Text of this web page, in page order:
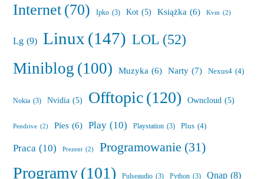
Internet(70) Ipko (3) Kot (5) Książka (6) Kvm (2)
Lg (9) Linux(147) LOL (52)
Miniblog (100) Muzyka (6) Narty (7) Nexus4 (4)
Nokia (3) Nvidia (5) Offtopic(120) Owncloud (5)
Pendrive (2) Pies (6) Play (10) Playstation (3) Plus (4)
Praca (10) Prezent (2) Programowanie (31)
Programy(101) Pulseaudio (3) Python (3) Qnap (8)